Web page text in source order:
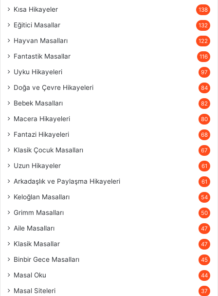
Kısa Hikayeler 138
Eğitici Masallar 132
Hayvan Masalları 122
Fantastik Masallar 116
Uyku Hikayeleri 97
Doğa ve Çevre Hikayeleri 84
Bebek Masalları 82
Macera Hikayeleri 80
Fantazi Hikayeleri 68
Klasik Çocuk Masalları 67
Uzun Hikayeler 61
Arkadaşlık ve Paylaşma Hikayeleri 61
Keloğlan Masalları 54
Grimm Masalları 50
Aile Masalları 47
Klasik Masallar 47
Binbir Gece Masalları 45
Masal Oku 44
Masal Siteleri 37